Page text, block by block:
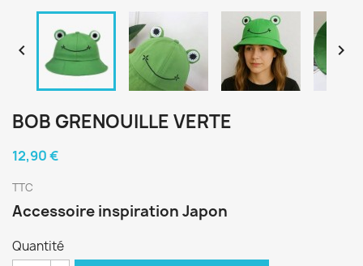
 
BOB GRENOUILLE VERTE
12,90 €
TTC
Accessoire inspiration Japon
Quantité